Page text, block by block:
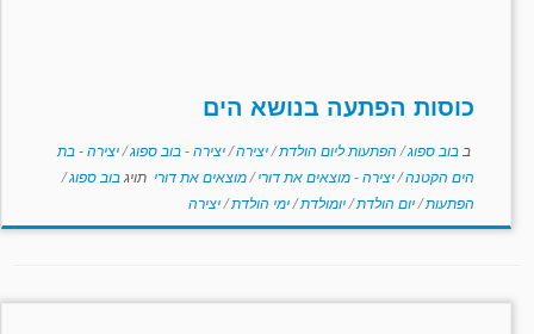
כוסות הפתעה בנושא הים
ב בוב ספוג/ הפתעות ליום הולדת/יצירה/יצירה - בוב ספוג/יצירה - בת
הים הקטנה/יצירה - מוצאים את דורי/מוצאים את דורי תויגבוב ספוג/
הפתעות/יום הולדת/יומולדת/ימי הולדת/יצירה